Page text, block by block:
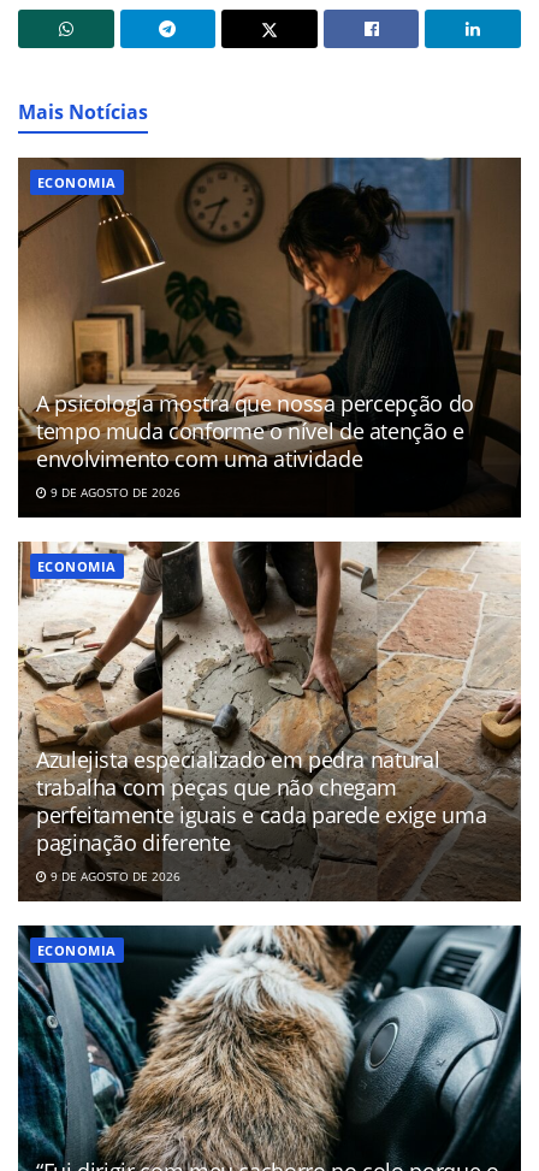
Mais Notícias
ECONOMIA
A psicologia mostra que nossa percepção do
tempo muda conforme o nível de atenção e
envolvimento com uma atividade
9 DE AGOSTO DE 2026
ECONOMIA
Azulejista especializado em pedra natural
trabalha com peças que não chegam
perfeitamente iguais e cada parede exige uma
paginação diferente
9 DE AGOSTO DE 2026
ECONOMIA